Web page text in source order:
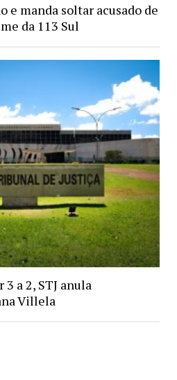
e manda soltar acusado de
da 113 Sul
a 2, STJ anula
Villela